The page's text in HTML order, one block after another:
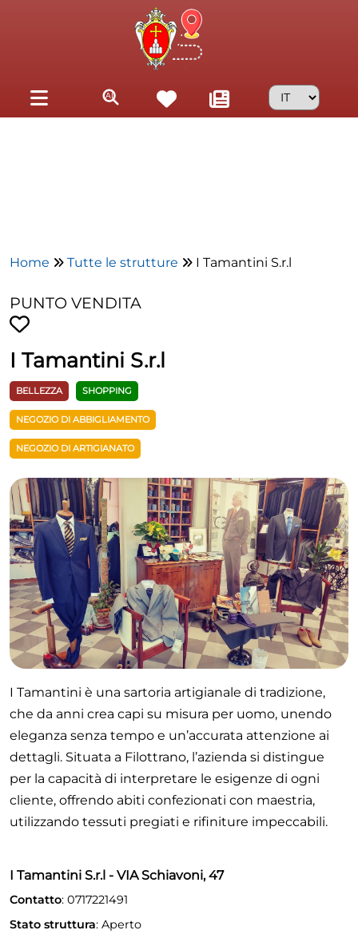
Home Tutte le strutture I Tamantini S.r.l
PUNTO VENDITA
I Tamantini S.r.l
BELLEZZA SHOPPING
NEGOZIO DI ABBIGLIAMENTO
NEGOZIO DI ARTIGIANATO
I Tamantini è una sartoria artigianale di tradizione,
che da anni crea capi su misura per uomo, unendo
eleganza senza tempo e un’accurata attenzione ai
dettagli. Situata a Filottrano, l’azienda si distingue
per la capacità di interpretare le esigenze di ogni
cliente, offrendo abiti confezionati con maestria,
utilizzando tessuti pregiati e rifiniture impeccabili.
I Tamantini S.r.l - VIA Schiavoni, 47
Contatto: 0717221491
Stato struttura: Aperto